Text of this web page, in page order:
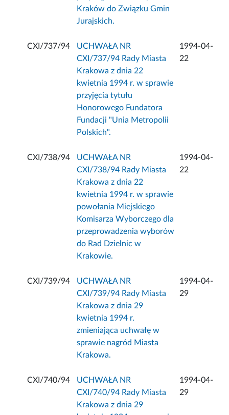
Kraków do Związku Gmin
Jurajskich.
CXI/737/94
UCHWAŁA NR
CXI/737/94 Rady Miasta
Krakowa z dnia 22
kwietnia 1994 r. w sprawie
przyjęcia tytułu
Honorowego Fundatora
Fundacji "Unia Metropolii
Polskich".
1994-04-
22
CXI/738/94
UCHWAŁA NR
CXI/738/94 Rady Miasta
Krakowa z dnia 22
kwietnia 1994 r. w sprawie
powołania Miejskiego
Komisarza Wyborczego dla
przeprowadzenia wyborów
do Rad Dzielnic w
Krakowie.
1994-04-
22
CXI/739/94
UCHWAŁA NR
CXI/739/94 Rady Miasta
Krakowa z dnia 29
kwietnia 1994 r.
zmieniająca uchwałę w
sprawie nagród Miasta
Krakowa.
1994-04-
29
CXI/740/94
UCHWAŁA NR
CXI/740/94 Rady Miasta
Krakowa z dnia 29
1994-04-
29